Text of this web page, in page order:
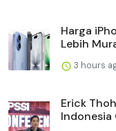
Harga
Lebih
3 hours
Erick
Indonesia